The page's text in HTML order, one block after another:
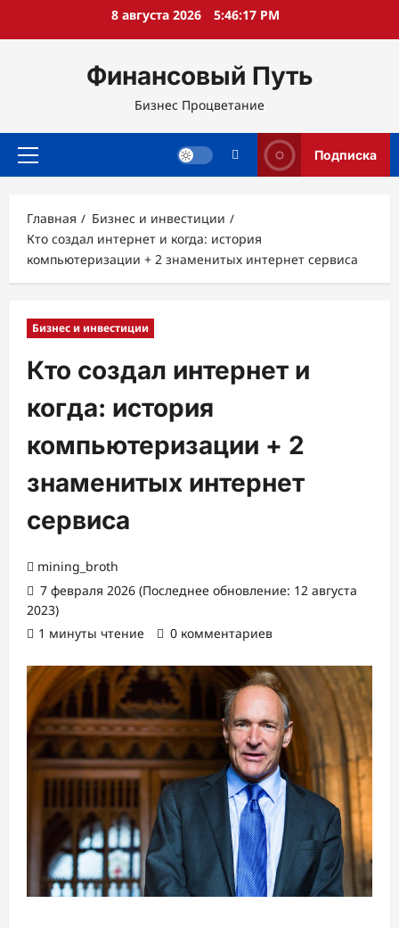
8 августа 2026 5:46:19 PM
Финансовый Путь
Бизнес Процветание
Основное
Подписка
Главная
Бизнес и инвестиции
Кто создал интернет и когда: история
компьютеризации + 2 знаменитых интернет сервиса
Бизнес и инвестиции
Кто создал интернет и
когда: история
компьютеризации + 2
знаменитых интернет
сервиса
mining_broth
7 февраля 2026 (Последнее обновление: 12 августа
2023)
1 минуты чтение
0 комментариев